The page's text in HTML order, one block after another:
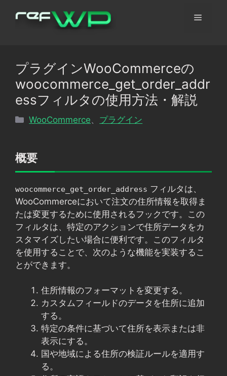
メ
ュ
プラグインWooCommerceの
woocommerce_get_order_addr
essフィルタの使用方法・解説
カ
リ
WooCommerce プラグイン
概要
woocommerce_get_order_address フィルタは、
WooCommerceにおいて注文の住所情報を取得ま
たは変更するために使用されるフックです。この
フィルタは、特定のアクションで住所データをカ
スタマイズしたい場合に便利です。このフィルタ
を使用することで、次のような機能を実装するこ
とができます。
住所情報のフォーマットを変更する。
カスタムフィールドのデータを住所に追加
する。
特定の条件に基づいて住所を表示または非
表示にする。
国や地域による住所の検証ルールを適用す
る。